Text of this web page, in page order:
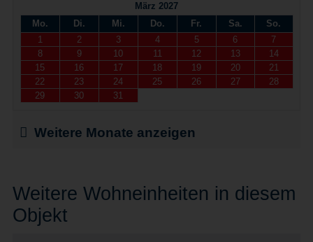
März 2027
Mo.
Di. Mi. Do. Fr. Sa.
So.
1
2 3 4 5 6
7
8
9 10 11 12 13
14
15
16 17 18 19 20
21
22
23 24 25 26 27
28
29
30 31
Weitere Monate anzeigen
Weitere Wohneinheiten in diesem
Objekt